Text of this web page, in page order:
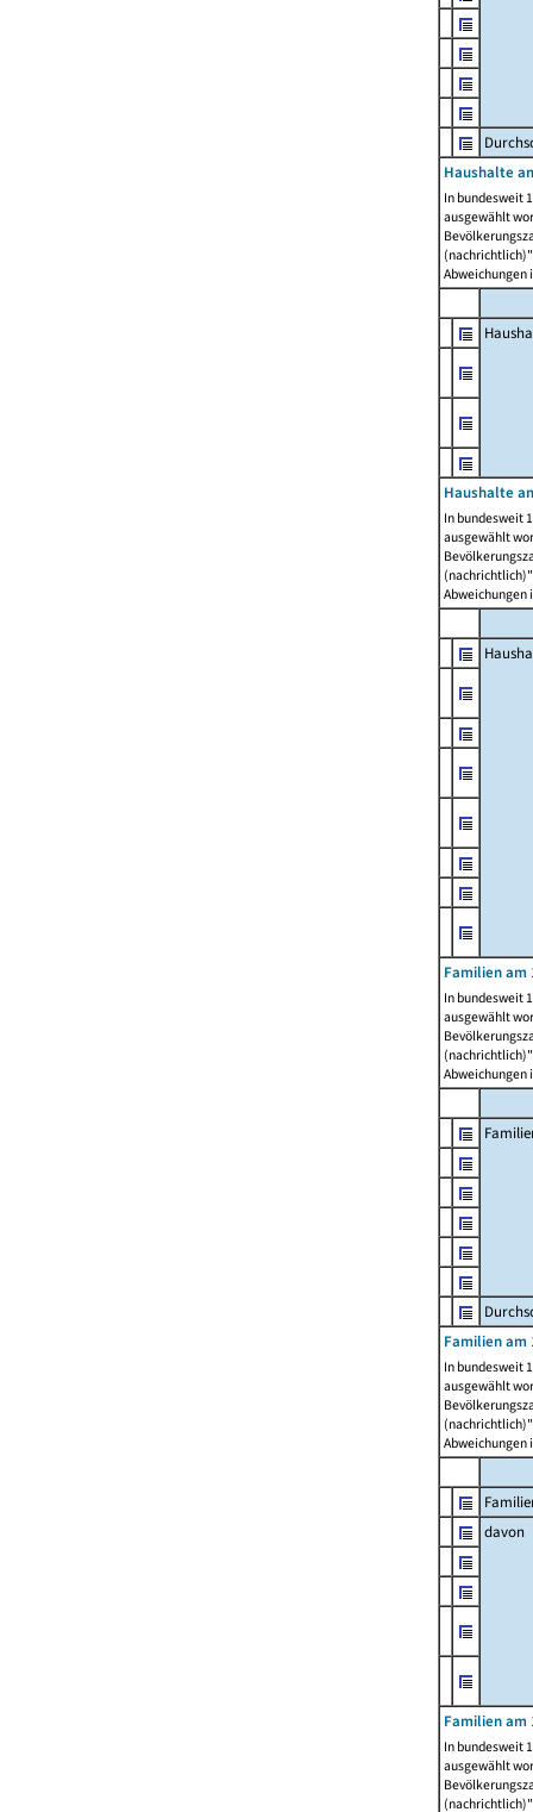
Haushalte
In bundesweit
ausgewählt
Abweichungen
Haushalte
In bundesweit
ausgewählt
Abweichungen
Familien am
In bundesweit
ausgewählt
Abweichungen
Familien am
In bundesweit
ausgewählt
Abweichungen
davon
Familien am
In bundesweit
ausgewählt